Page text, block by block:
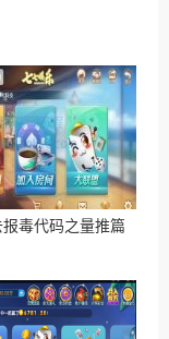
报毒代码之量推篇